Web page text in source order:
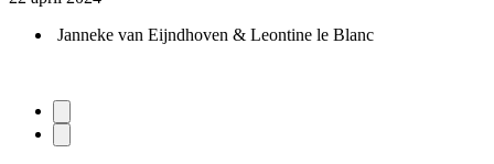
Janneke van Eijndhoven & Leontine le Blanc